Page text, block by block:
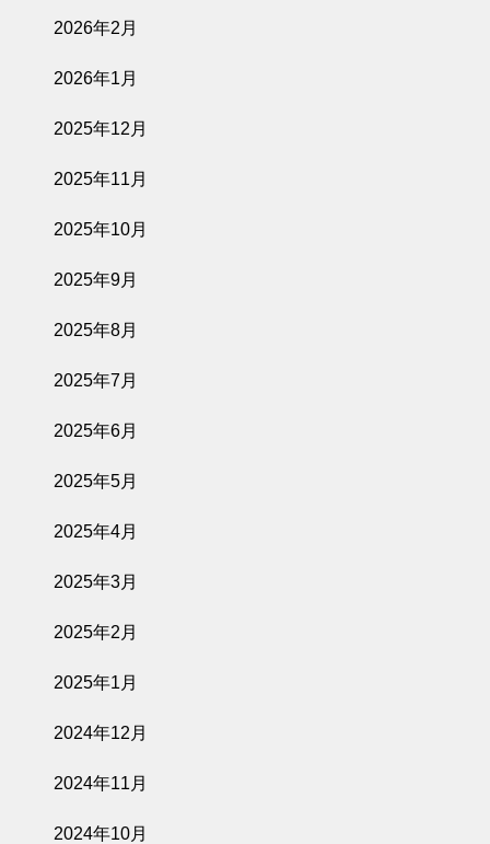
2026年2月
2026年1月
2025年12月
2025年11月
2025年10月
2025年9月
2025年8月
2025年7月
2025年6月
2025年5月
2025年4月
2025年3月
2025年2月
2025年1月
2024年12月
2024年11月
2024年10月